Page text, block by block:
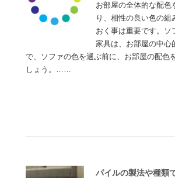
お部屋の全体的な配色
り、相性の良い色の組
おく事は重要です。ソ
家具は、お部屋の中心
で、ソファの色を選ぶ前に、お部屋の配色
しょう。……
パイルの製法や種類